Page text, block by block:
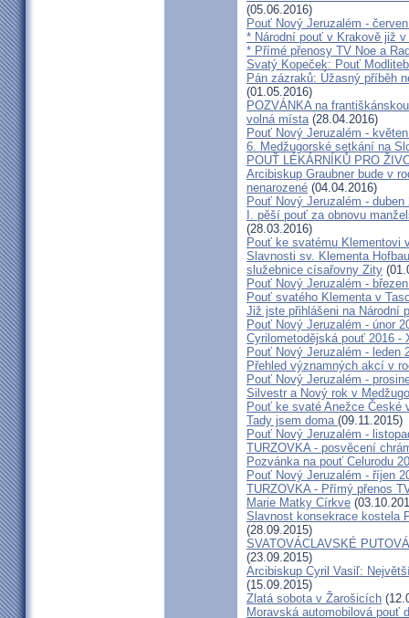
(05.06.2016)
Pouť Nový Jeruzalém -
* Národní pouť v Krakově již
* Přímé přenosy TV Noe a
Svatý Kopeček: Pouť
Pán zázraků: Úžasný příběh
(01.05.2016)
POZVÁNKA na
volná místa(28.04.2016)
Pouť Nový Jeruzalém -
6. Medžugorské setkání na
POUŤ LÉKÁRNÍKŮ PRO
Arcibiskup Graubner bude v
nenarozené (04.04.2016)
Pouť Nový Jeruzalém - duben
I. pěší pouť za obnovu
(28.03.2016)
Pouť ke svatému Klementovi
Slavnosti sv. Klementa
služebnice císařovny Zity
Pouť Nový Jeruzalém -
Pouť svatého Klementa v
Již jste přihlášeni na Národní
Pouť Nový Jeruzalém - únor
Cyrilometodějská pouť 2016 -
Pouť Nový Jeruzalém - leden
Přehled významných akcí v
Pouť Nový Jeruzalém -
Silvestr a Nový rok v
Pouť ke svaté Anežce České
Tady jsem doma (09.11.2015)
Pouť Nový Jeruzalém -
TURZOVKA - posvěcení
Pozvánka na pouť Celurodu
Pouť Nový Jeruzalém - říjen
TURZOVKA - Přímý přenos
Marie Matky Církve
Slavnost konsekrace kostela
(28.09.2015)
SVATOVÁCLAVSKÉ
(23.09.2015)
Arcibiskup Cyril Vasiľ:
(15.09.2015)
Zlatá sobota v Žarošicích
Moravská automobilová pouť